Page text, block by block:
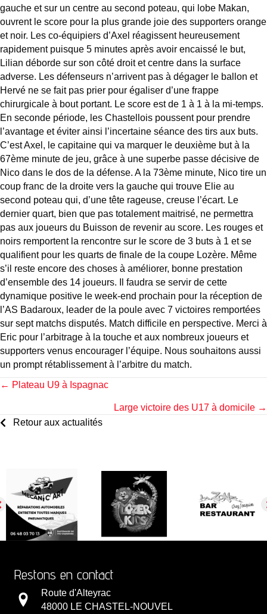
gauche et sur un centre au second poteau, qui lobe Makan,
ouvrent le score pour la plus grande joie des supporters orange
et noir. Les co-équipiers d’Axel réagissent heureusement
rapidement puisque 5 minutes après avoir encaissé le but,
Lilian déborde sur son côté droit et centre dans la surface
adverse. Les défenseurs n’arrivent pas à dégager le ballon et
Hervé ne se fait pas prier pour égaliser d’une frappe
chirurgicale à bout portant. Le score est de 1 à 1 à la mi-temps.
En seconde période, les Chastellois poussent pour prendre
l’avantage et éviter ainsi l’incertaine séance des tirs aux buts.
C’est Axel, le capitaine qui va marquer le deuxième but à la
67ème minute de jeu, grâce à une superbe passe décisive de
Nico dans le dos de la défense. A la 73ème minute, Nico tire un
coup franc de la droite vers la gauche qui trouve Elie au
second poteau qui, d’une tête rageuse, creuse l’écart. Le
dernier quart, bien que pas totalement maitrisé, ne permettra
pas aux joueurs du Buisson de revenir au score. Les rouges et
noirs remportent la rencontre sur le score de 3 buts à 1 et se
qualifient pour les quarts de finale de la coupe Lozère. Même
s’il reste encore des choses à améliorer, bonne prestation
d’ensemble des 14 joueurs. Il faudra se servir de cette
dynamique positive le week-end prochain pour la réception de
l’AS Badaroux, leader de la poule avec 7 victoires remportées
sur sept matchs disputés. Match difficile en perspective. Merci à
Eric pour l’arbitrage à la touche et aux nombreux joueurs et
supporters venus encourager l’équipe. Nous souhaitons aussi
un prompt rétablissement à l’arbitre du match.
Posts
navigation
← Plateau U9 à Ispagnac
Large victoire des U17 à domicile →
Retour aux actualités
Restons en contact
Route d'Alteyrac
48000 LE CHASTEL-NOUVEL